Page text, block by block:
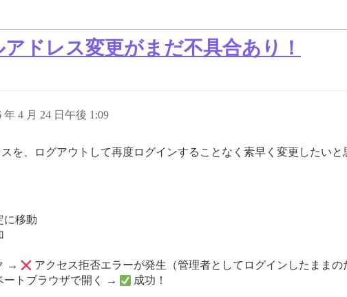
ドレス変更がまだ不具合あり！
年 4 月 24 日午後 1:09
を、ログアウトして再度ログインすることなく素早く変更したい
に移動
→
アクセス拒否エラーが発生（管理者としてログインしたままの
ートブラウザで開く →
成功！